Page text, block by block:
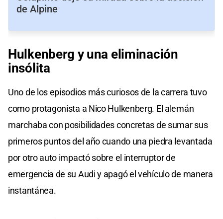
de Alpine
Hulkenberg y una eliminación
insólita
Uno de los episodios más curiosos de la carrera tuvo
como protagonista a Nico Hulkenberg. El alemán
marchaba con posibilidades concretas de sumar sus
primeros puntos del año cuando una piedra levantada
por otro auto impactó sobre el interruptor de
emergencia de su Audi y apagó el vehículo de manera
instantánea.